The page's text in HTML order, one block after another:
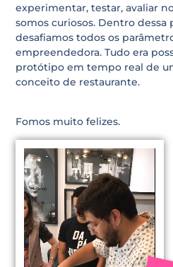
experimentar, testar, avaliar
somos curiosos. Dentro dessa
desafiamos todos os
empreendedora. Tudo era
protótipo em tempo real de
conceito de restaurante.
Fomos muito felizes.